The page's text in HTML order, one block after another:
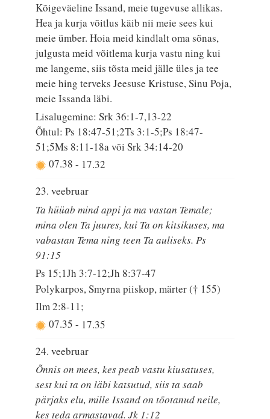
Kõigeväeline Issand, meie tugevuse allikas.
Hea ja kurja võitlus käib nii meie sees kui
meie ümber. Hoia meid kindlalt oma sõnas,
julgusta meid võitlema kurja vastu ning kui
me langeme, siis tõsta meid jälle üles ja tee
meie hing terveks Jeesuse Kristuse, Sinu Poja,
meie Issanda läbi.
Lisalugemine: Srk 36:1-7,13-22
Õhtul: Ps 18:47-51;2Ts 3:1-5;Ps 18:47-
51;5Ms 8:11-18a või Srk 34:14-20
07.38- 17.32
23. veebruar
Ta hüüab mind appi ja ma vastan Temale;
mina olen Ta juures, kui Ta on kitsikuses, ma
vabastan Tema ning teen Ta auliseks. Ps
91:15
Ps 15;1Jh 3:7-12;Jh 8:37-47
Polykarpos, Smyrna piiskop, märter († 155)
Ilm 2:8-11;
07.35- 17.35
24. veebruar
Õnnis on mees, kes peab vastu kiusatuses,
sest kui ta on läbi katsutud, siis ta saab
pärjaks elu, mille Issand on tõotanud neile,
kes teda armastavad. Jk 1:12